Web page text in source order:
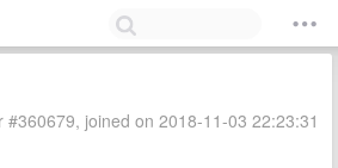
#360679, joined on 2018-11-03 22:23:31